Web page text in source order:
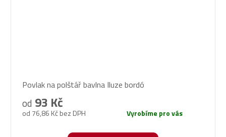
Povlak na polštář bavlna Iluze bordó
od 76,86 Kč bez DPH
od 93 Kč
Vyrobíme pro vás